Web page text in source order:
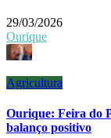
29/03/2026
Ourique
Agricultura
Ourique: Feira do
balanço positivo